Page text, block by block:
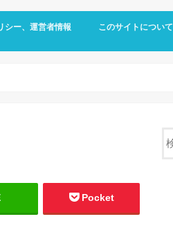
シー、運営者情報 このサイトについて
Pocket